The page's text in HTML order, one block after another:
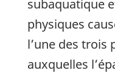
subaquatique
physiques
l’une des trois
auxquelles